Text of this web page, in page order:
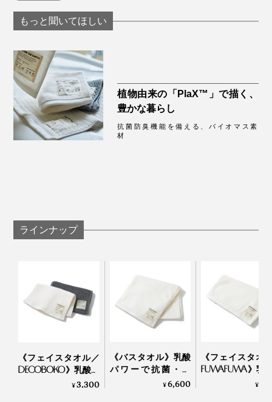
し。生分解性プラスチックを使用した、ジップ付きパッ
もっと聞いてほしい
植物由来の「PlaX™」で描く、
豊かな暮らし
抗菌防臭機能を備える、バイオマス素
材
ラインナップ
《フェイスタオル／
DECOBOKO》乳酸パ
ワーで抗菌・防臭、
¥3,300
《バスタオル》乳酸
パワーで抗菌・防
臭、スタイリスト監
¥6,600
《フェイスタオ
FUWAFUWA》乳
ワーで抗菌・防
¥